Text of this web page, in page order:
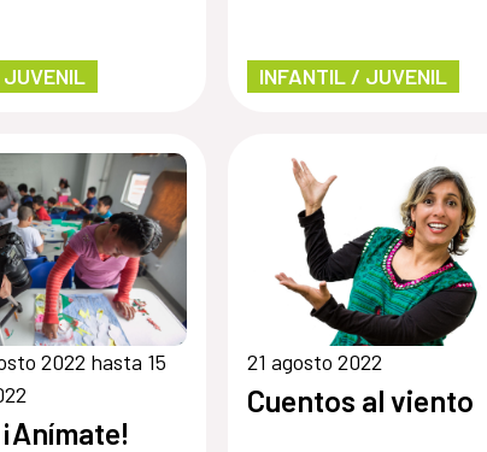
INFANTIL / JUVENIL
2022 hasta 15
21 agosto 2022
Cuentos al viento